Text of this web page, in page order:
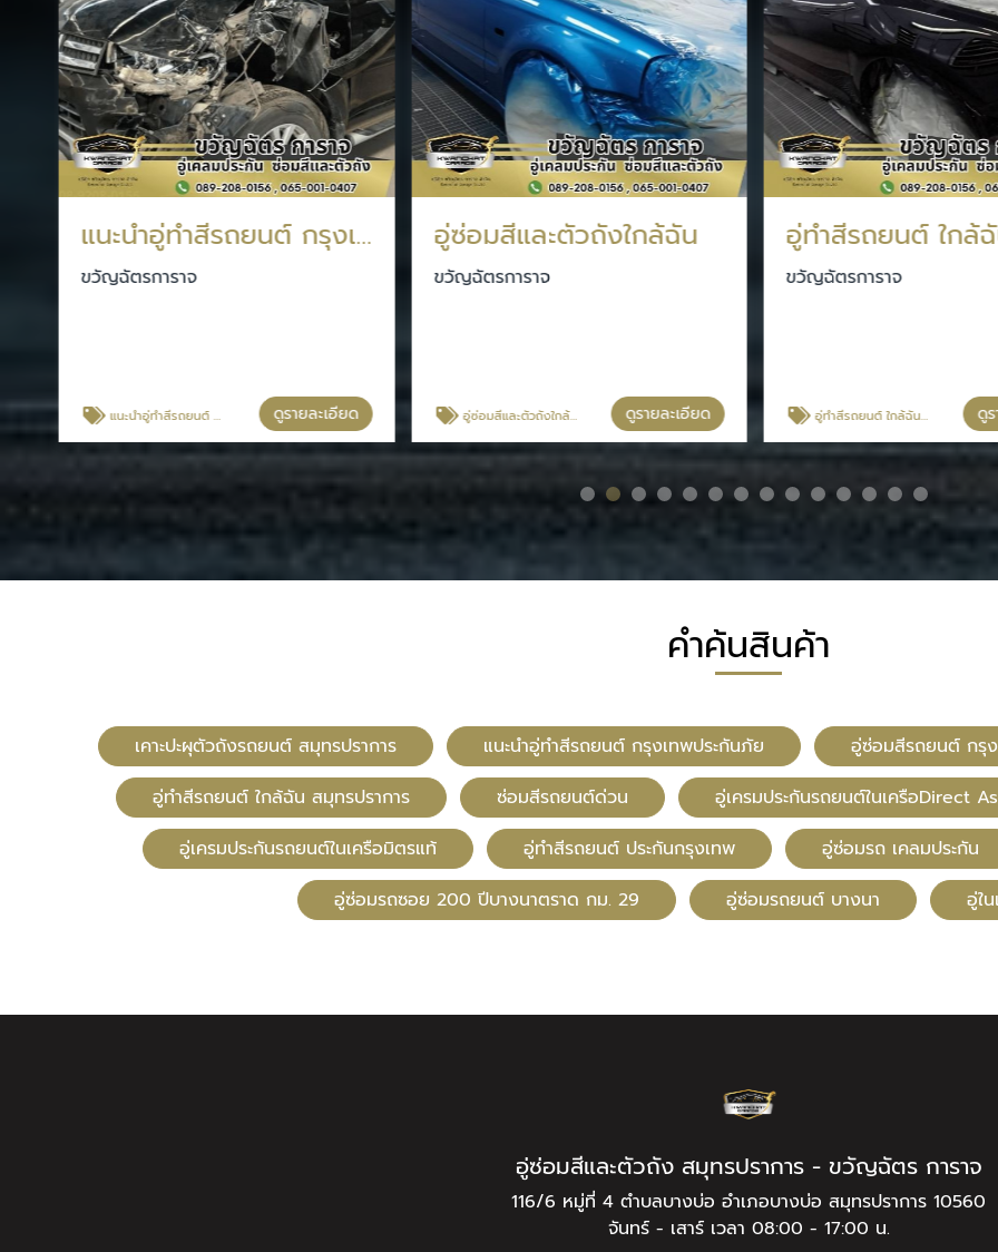
แนะนำอู่ทำสีรถยนต์ กรุงเทพประกันภัย
ขวัญฉัตรการาจ
แนะนำอู่ทำสีรถยนต์ กรุงเทพประกันภัย ดูรายละเอียด
อู่ซ่อมสีและตัวถังใกล้ฉัน
ขวัญฉัตรการาจ
อู่ซ่อมสีและตัวถังใกล้ฉัน ดูรายละเอียด
ขวัญฉัตรการาจ
อู่ทําสีรถยนต์ ใกล้ฉัน สมุทรปราการ ดูร
คำค้นสินค้า
เคาะปะผุตัวถังรถยนต์ สมุทรปราการ แนะนำอู่ทำสีรถยนต์ กรุงเทพประกันภัย
อู่ซ่อมสีรถยนต์ กรุ
อู่ทําสีรถยนต์ ใกล้ฉัน สมุทรปราการ
ซ่อมสีรถยนต์ด่วน
อู่เครมประกันรถยนต์ในเครือDirect
อู่เครมประกันรถยนต์ในเครือมิตรแท้
อู่ทําสีรถยนต์ ประกันกรุงเทพ
อู่ซ่อมรถ เคลมประกัน
อู่ซ่อมรถซอย 200 ปีบางนาตราด กม. 29
อู่ซ่อมรถยนต์ บางนา อู่ใ
อู่ซ่อมสีและตัวถัง สมุทรปราการ - ขวัญฉัตร การาจ
116/6 หมู่ที่ 4 ตำบลบางบ่อ อำเภอบางบ่อ สมุทรปราการ 10560
จันทร์ - เสาร์ เวลา 08:00 - 17:00 น.